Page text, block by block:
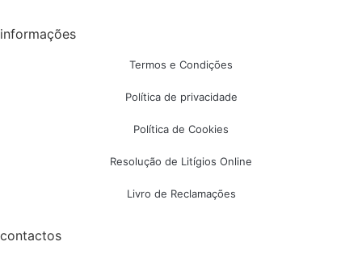
informações
Termos e Condições
Política de privacidade
Política de Cookies
Resolução de Litígios Online
Livro de Reclamações
contactos